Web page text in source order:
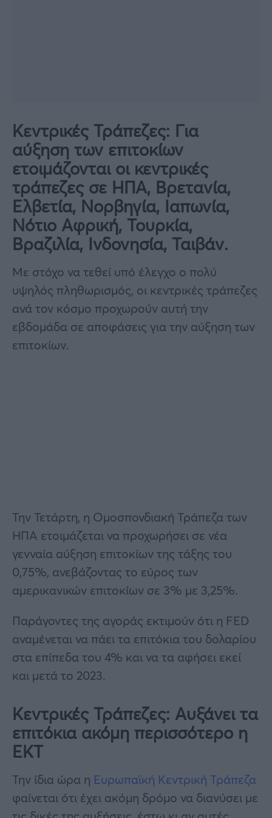
Κεντρικές Τράπεζες: Για
αύξηση των επιτοκίων
ετοιμάζονται οι κεντρικές
τράπεζες σε ΗΠΑ, Βρετανία,
Ελβετία, Νορβηγία, Ιαπωνία,
Νότιο Αφρική, Τουρκία,
Βραζιλία, Ινδονησία, Ταιβάν.
Με στόχο να τεθεί υπό έλεγχο ο πολύ
υψηλός πληθωρισμός, οι κεντρικές τράπεζες
ανά τον κόσμο προχωρούν αυτή την
εβδομάδα σε αποφάσεις για την αύξηση των
επιτοκίων.
Την Τετάρτη, η Ομοσπονδιακή Τράπεζα των
ΗΠΑ ετοιμάζεται να προχωρήσει σε νέα
γενναία αύξηση επιτοκίων της τάξης του
0,75%, ανεβάζοντας το εύρος των
αμερικανικών επιτοκίων σε 3% με 3,25%.
Παράγοντες της αγοράς εκτιμούν ότι η FED
αναμένεται να πάει τα επιτόκια του δολαρίου
στα επίπεδα του 4% και να τα αφήσει εκεί
και μετά το 2023.
Κεντρικές Τράπεζες: Αυξάνει τα
επιτόκια ακόμη περισσότερο η
ΕΚΤ
Την ίδια ώρα η Ευρωπαϊκή Κεντρική Τράπεζα
φαίνεται ότι έχει ακόμη δρόμο να διανύσει με